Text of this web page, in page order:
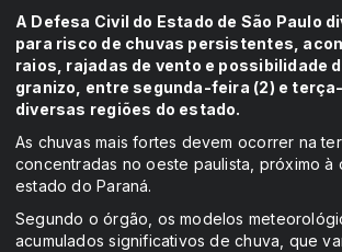
A Defesa Civil do Estado de São Paulo
para risco de chuvas persistentes,
raios, rajadas de vento e possibilidade
granizo, entre segunda-feira (2) e
diversas regiões do estado.
As chuvas mais fortes devem ocorrer na
concentradas no oeste paulista, próximo à
estado do Paraná.
Segundo o órgão, os modelos
acumulados significativos de chuva, que